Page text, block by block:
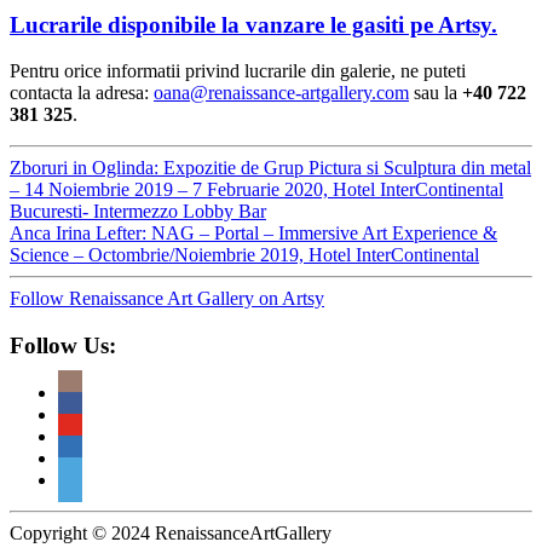
Lucrarile disponibile la vanzare le gasiti pe Artsy.
Pentru orice informatii privind lucrarile din galerie, ne puteti
contacta la adresa: oana@renaissance-artgallery.com sau la +40 722
381 325.
Zboruri in Oglinda: Expozitie de Grup Pictura si Sculptura din metal
– 14 Noiembrie 2019 – 7 Februarie 2020, Hotel InterContinental
Bucuresti- Intermezzo Lobby Bar
Anca Irina Lefter: NAG – Portal – Immersive Art Experience &
Science – Octombrie/Noiembrie 2019, Hotel InterContinental
Follow Renaissance Art Gallery on Artsy
Follow Us:
Copyright © 2024 RenaissanceArtGallery